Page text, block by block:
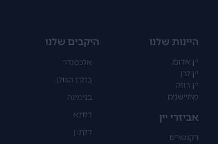
היינות שלנו
יין אדום
יין לבן
יין רוזה
מתיישנים
אביזרי יין
דקנטרים
היקבים שלנו
אלכסנדר
בזלת הגולן
בנימינה
דלתא
דלתון